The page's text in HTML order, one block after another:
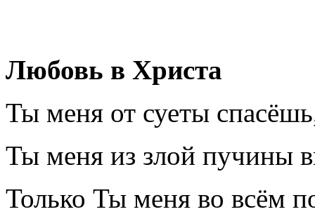
Любовь в Христа
Ты меня от суеты
Ты меня из злой пучины
Только Ты меня во всём